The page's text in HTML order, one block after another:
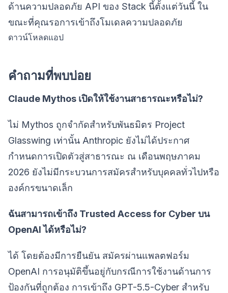
ด้านความปลอดภัย API ของ Stack นี้ตั้งแต่วันนี้ ใน
ขณะที่คุณรอการเข้าถึงโมเดลความปลอดภัย
ดาวน์โหลดแอป
คำถามที่พบบ่อย
Claude Mythos เปิดให้ใช้งานสาธารณะหรือไม่?
ไม่ Mythos ถูกจำกัดสำหรับพันธมิตร Project
Glasswing เท่านั้น Anthropic ยังไม่ได้ประกาศ
กำหนดการเปิดตัวสู่สาธารณะ ณ เดือนพฤษภาคม
2026 ยังไม่มีกระบวนการสมัครสำหรับบุคคลทั่วไปหรือ
องค์กรขนาดเล็ก
ฉันสามารถเข้าถึง Trusted Access for Cyber บน
OpenAI ได้หรือไม่?
ได้ โดยต้องมีการยืนยัน สมัครผ่านแพลตฟอร์ม
OpenAI การอนุมัติขึ้นอยู่กับกรณีการใช้งานด้านการ
ป้องกันที่ถูกต้อง การเข้าถึง GPT-5.5-Cyber สำหรับ